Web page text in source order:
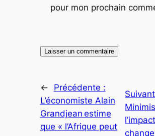
pour mon prochain
←
Précédente :
L’économiste Alain
Grandjean estime
que « l’Afrique peut